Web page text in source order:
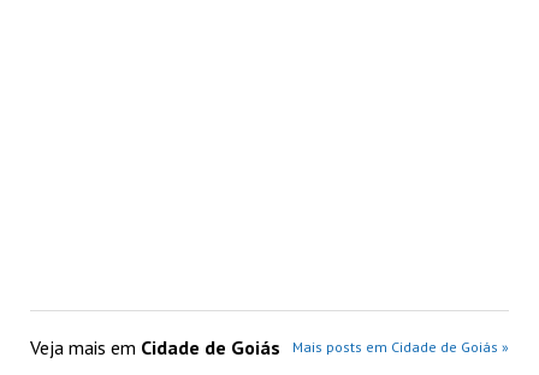
Veja mais em Cidade de Goiás Mais posts em Cidade de Goiás »